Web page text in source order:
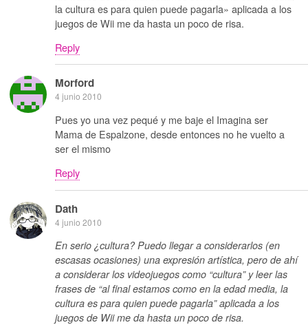
la cultura es para quien puede pagarla» aplicada a los
juegos de Wii me da hasta un poco de risa.
Reply
Morford
4 junio 2010
Pues yo una vez pequé y me baje el Imagina ser
Mama de Espalzone, desde entonces no he vuelto a
ser el mismo
Reply
Dath
4 junio 2010
En serio ¿cultura? Puedo llegar a considerarlos (en
escasas ocasiones) una expresión artística, pero de ahí
a considerar los videojuegos como “cultura” y leer las
frases de “al final estamos como en la edad media, la
cultura es para quien puede pagarla” aplicada a los
juegos de Wii me da hasta un poco de risa.